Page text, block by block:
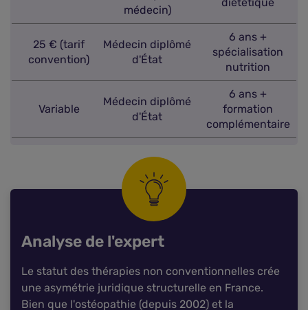
médecin)
25 € (tarif
convention)
Médecin diplômé
d'État
6 ans +
spécialisation
nutrition
Variable
Médecin diplômé
d'État
6 ans +
formation
complémentaire
Analyse de l'expert
Le statut des thérapies non conventionnelles crée
une asymétrie juridique structurelle en France.
Bien que l'ostéopathie (depuis 2002) et la